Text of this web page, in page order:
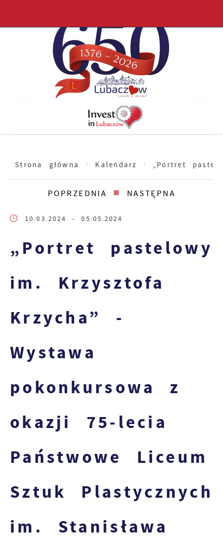
Strona główna Kalendarz „Portret
POPRZEDNIA NASTĘPNA
10.03.2024 - 05.05.2024
„Portret pastelowy
im. Krzysztofa
Krzycha” -
Wystawa
pokonkursowa z
okazji 75-lecia
Państwowe Liceum
Sztuk Plastycznych
im. Stanisława